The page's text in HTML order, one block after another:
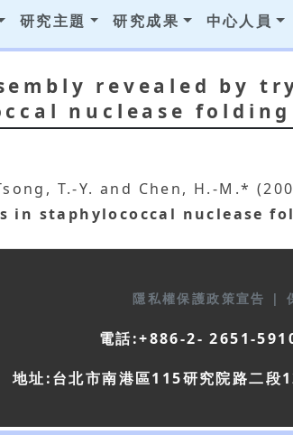
研究主題 研究成果 中心人員
revealed by
nuclease folding
T.-Y. and Chen, H.-M.*
in staphylococcal nuclease
隱私權保護政策宣告 |
電話:+886-2- 2651-
地址:台北市南港區115研究院路二段